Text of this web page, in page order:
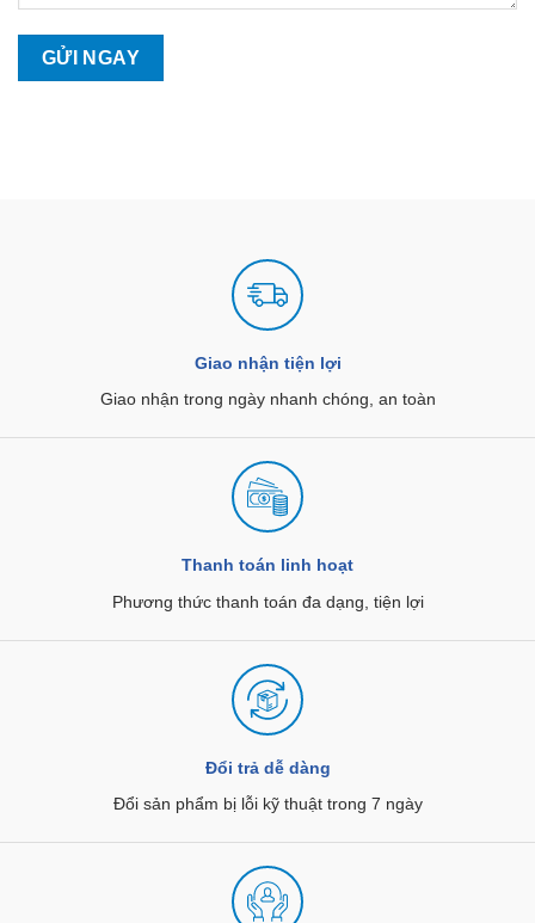
Giao nhận tiện lợi
Giao nhận trong ngày nhanh chóng, an toàn
Thanh toán linh hoạt
Phương thức thanh toán đa dạng, tiện lợi
Đổi trả dễ dàng
Đổi sản phẩm bị lỗi kỹ thuật trong 7 ngày